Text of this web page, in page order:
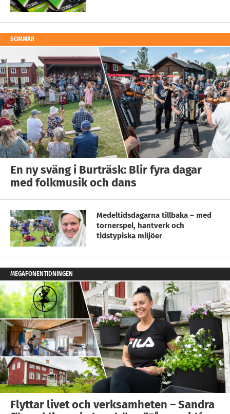
SOMMAR
En ny sväng i Burträsk: Blir fyra dagar
med folkmusik och dans
Medeltidsdagarna tillbaka – med
tornerspel, hantverk och
tidstypiska miljöer
MEGAFONENTIDNINGEN
Flyttar livet och verksamheten – Sandra